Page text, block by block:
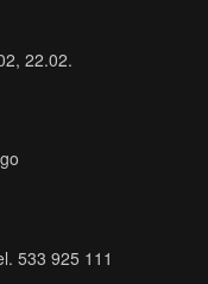
22.02.
533 925 111